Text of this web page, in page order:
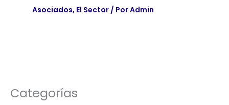
Asociados, El Sector/ PorAdmin
Categorías